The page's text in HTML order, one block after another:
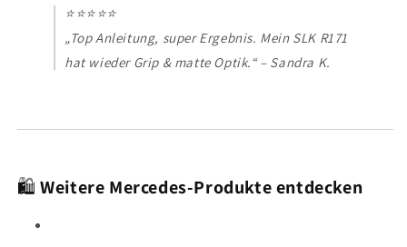
⭐⭐⭐⭐⭐
„Top Anleitung, super Ergebnis. Mein SLK R171
hat wieder Grip & matte Optik.“ – Sandra K.
🛍Weitere Mercedes-Produkte entdecken